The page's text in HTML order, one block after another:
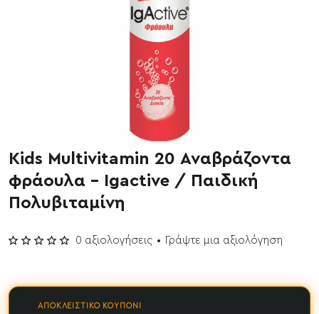
Kids Multivitamin 20 Αναβράζοντα
φράουλα - Igactive / Παιδική
Πολυβιταμίνη
0 αξιολογήσεις • Γράψτε μια αξιολόγηση
ΑΠΟΚΛΕΙΣΤΙΚΌ ΚΟΥΠΌΝΙ